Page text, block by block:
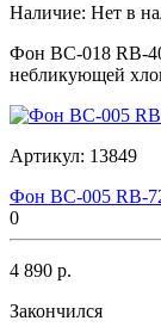
Наличие: Нет в
Фон BC-018 RB-
небликующей
Артикул: 13849
Фон BC-005 RB-
0
4 890 р.
Закончился